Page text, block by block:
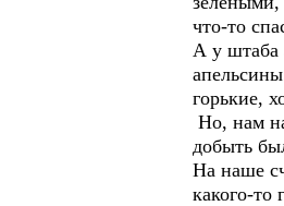
что-то
А у штаба
горькие,
Но, нам
добыть
На наше
какого-то